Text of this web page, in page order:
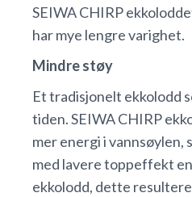
SEIWA CHIRP
har mye lengre varighet.
Mindre støy
Et tradisjonelt ekkolodd
tiden. SEIWA CHIRP
mer energi i vannsøylen,
med lavere toppeffekt
ekkolodd, dette